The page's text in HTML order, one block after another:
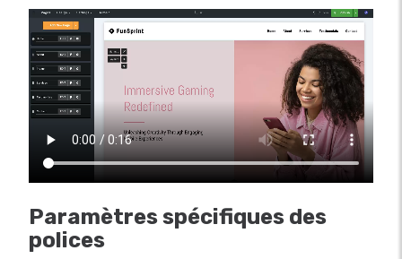
Paramètres spécifiques des
polices